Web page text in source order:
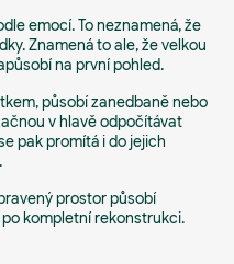
emocí. To neznamená, že
Znamená to ale, že velkou
na první pohled.
působí zanedbaně nebo
v hlavě odpočítávat
pak promítá i do jejich
prostor působí
kompletní rekonstrukci.